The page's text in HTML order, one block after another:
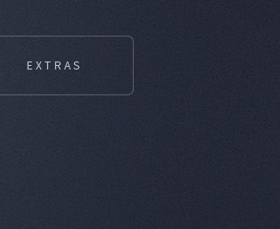
EXTRAS